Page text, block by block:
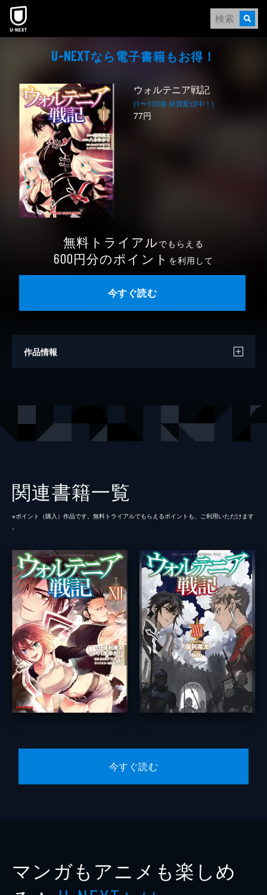
本文へスキップ
U-NEXTなら電⼦書籍もお得！
ウォルテニア戦記
(1〜100巻 絶賛配信中！)
77円
無料トライアルでもらえる
600円分のポイント を利用して
今すぐ読む
作品情報
漫画
レーベル ホビージャパンコミックス
関連書籍一覧
※ポイント（購⼊）作品です。無料トライアルでもらえるポイントも、ご利⽤いただけます
。
今すぐ読む
マンガもアニメも楽しめ